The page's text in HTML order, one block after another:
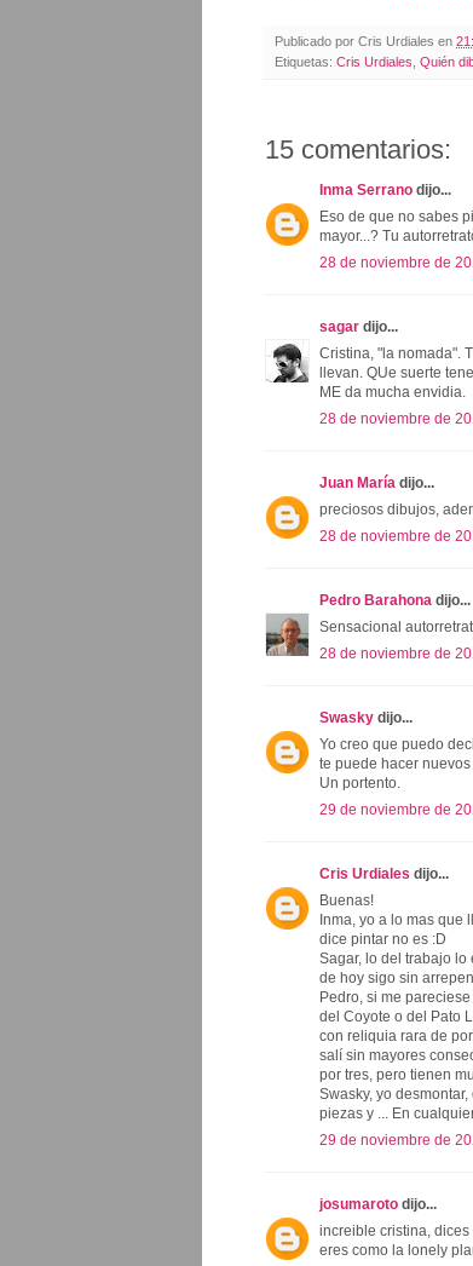
Publicado por Cris Urdiales en
Etiquetas: Cris Urdiales Quién
15 comentarios:
Inma Serrano dijo...
Eso de que no sabes
mayor...? Tu
28 de noviembre de
sagar dijo...
Cristina, "la nomada".
llevan. QUe suerte
ME da mucha envidia.
28 de noviembre de
Juan María dijo...
preciosos dibujos,
28 de noviembre de
Pedro Barahona dijo...
Sensacional
28 de noviembre de
Swasky dijo...
Yo creo que puedo
te puede hacer
Un portento.
29 de noviembre de
Cris Urdiales dijo...
Buenas!
Inma, yo a lo mas que
dice pintar no es :D
Sagar, lo del trabajo
de hoy sigo sin
Pedro, si me
del Coyote o del Pato
con reliquia rara de
salí sin mayores
por tres, pero tienen
Swasky, yo
piezas y ... En
29 de noviembre de
josumaroto dijo...
increible cristina,
eres como la lonely